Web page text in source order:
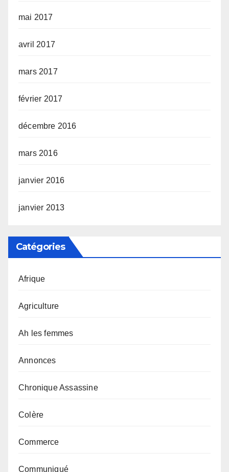
mai 2017
avril 2017
mars 2017
février 2017
décembre 2016
mars 2016
janvier 2016
janvier 2013
Catégories
Afrique
Agriculture
Ah les femmes
Annonces
Chronique Assassine
Colère
Commerce
Communiqué